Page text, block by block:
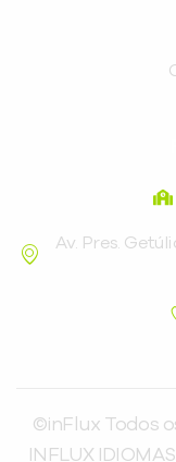
Av. Pres.
©inFlux Todos
INFLUX